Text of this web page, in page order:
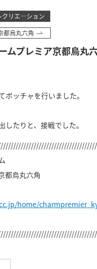
クリエ―ション
都烏丸六角
ムプレミア京都烏丸六
ボッチャを行いました。
たりと、接戦でした。
都烏丸六角
home/